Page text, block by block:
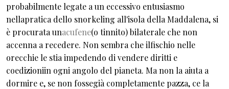
probabilmente legate a un eccessivo entusiasmo
nellapratica dello snorkeling all'isola della Maddalena, si
è procurata unacufene(o tinnito) bilaterale che non
accenna a recedere. Non sembra che ilfischio nelle
orecchie le stia impedendo di vendere diritti e
coedizioniin ogni angolo del pianeta. Ma non la aiuta a
dormire e, se non fossegià completamente pazza, ce la